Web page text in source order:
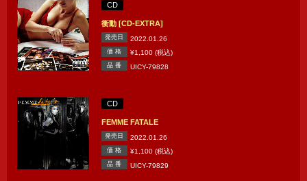
CD
衝動 [CD-EXTRA]
発売日 2022.01.26
価 格 ¥1,100 (税込)
品 番 UICY-79828
CD
FEMME FATALE
発売日 2022.01.26
価 格 ¥1,100 (税込)
品 番 UICY-79829